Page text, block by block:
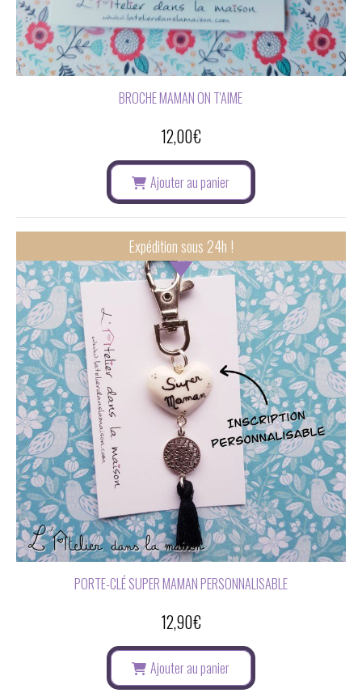
BROCHE MAMAN ON T'AIME
12,00€
Ajouter au panier
Expédition sous 24h !
PORTE-CLÉ SUPER MAMAN PERSONNALISABLE
12,90€
Ajouter au panier